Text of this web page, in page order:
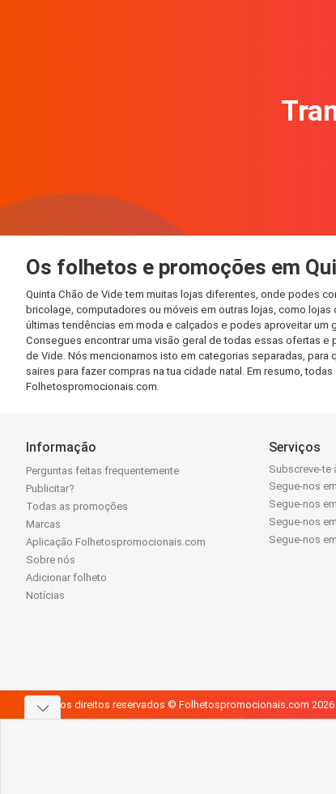
Os folhetos e promoções em
Quinta Chão de Vide tem muitas lojas diferentes, onde podes
bricolage, computadores ou móveis em outras lojas, como
últimas tendências em moda e calçados e podes aproveitar
Consegues encontrar uma visão geral de todas essas ofertas
de Vide. Nós mencionamos isto em categorias separadas,
saires para fazer compras na tua cidade natal. Em resumo,
Folhetospromocionais.com.
Informação
Perguntas feitas frequentemente
Publicitar?
Todas as promoções
Marcas
Aplicação Folhetospromocionais.com
Sobre nós
Adicionar folheto
Notícias
Serviços
Subscreve-te
Segue-nos
Segue-nos
Segue-nos
Segue-nos
Todos os direitos reservados © Folhetospromocionais.com 2026